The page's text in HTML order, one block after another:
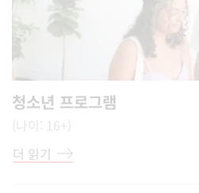
청소년 프로그램
(나이: 16+)
더 읽기